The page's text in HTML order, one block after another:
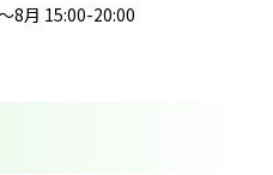
8月 15:00-20:00